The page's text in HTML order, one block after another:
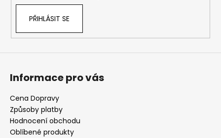
PŘIHLÁSIT SE
Informace pro vás
Cena Dopravy
Způsoby platby
Hodnocení obchodu
Oblíbené produkty